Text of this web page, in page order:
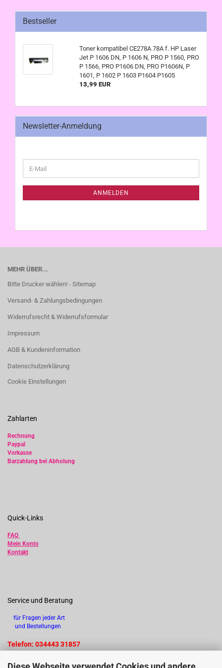
Bestseller
Toner kompatibel CE278A 78A f. HP Laser
Jet P 1606 DN, P 1606 N, PRO P 1560, PRO
P 1566, PRO P1606 DN, PRO P1606N, P
1601, P 1602 P 1603 P1604 P1605
13,99 EUR
Newsletter-Anmeldung
ZUR
E-
Mail
ANMELDEN
MEHR ÜBER...
Bitte Drucker wählen! - Sitemap
Versand- & Zahlungsbedingungen
Widerrufsrecht & Widerrufsformular
Impressum
AGB & Kundeninformation
Datenschutzerklärung
Cookie Einstellungen
Zahlarten
Rechnung
Paypal
Vorkasse
Barzahlung bei Abholung
Quick-Links
FAQ
Mein Konto
Kontakt
Service und Beratung
für Fragen jeder Art
und Bestellungen
Telefon: 034443 31857